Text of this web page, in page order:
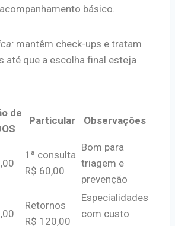
básico.
mantêm check-ups e tratam
até que a escolha final esteja
de
Particular Observações
1ª consulta
R$ 60,00
Bom para
triagem e
prevenção
Retornos
R$ 120,00
Especialidades
com custo